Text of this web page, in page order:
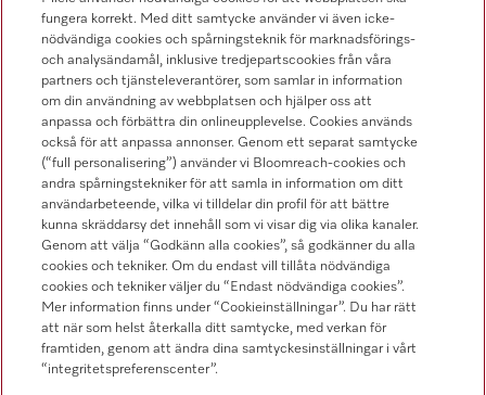
Hitta återförsäljare
Följ Miele Professional
Integritetspolicy
fungera korrekt. Med ditt samtycke använder vi även icke-
nödvändiga cookies och spårningsteknik för marknadsförings-
och analysändamål, inklusive tredjepartscookies från våra
partners och tjänsteleverantörer, som samlar in information
om din användning av webbplatsen och hjälper oss att
anpassa och förbättra din onlineupplevelse. Cookies används
också för att anpassa annonser. Genom ett separat samtycke
(“full personalisering”) använder vi Bloomreach-cookies och
andra spårningstekniker för att samla in information om ditt
användarbeteende, vilka vi tilldelar din profil för att bättre
kunna skräddarsy det innehåll som vi visar dig via olika kanaler.
Genom att välja “Godkänn alla cookies”, så godkänner du alla
cookies och tekniker. Om du endast vill tillåta nödvändiga
cookies och tekniker väljer du “Endast nödvändiga cookies”.
Mer information finns under “Cookieinställningar”. Du har rätt
att när som helst återkalla ditt samtycke, med verkan för
framtiden, genom att ändra dina samtyckesinställningar i vårt
“integritetspreferenscenter”.